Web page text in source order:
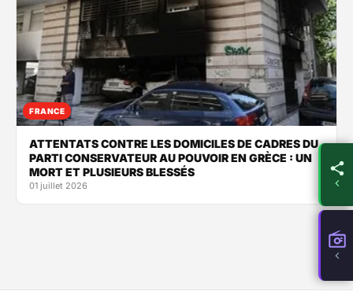
FRANCE
ATTENTATS CONTRE LES DOMICILES DE CADRES DU
PARTI CONSERVATEUR AU POUVOIR EN GRÈCE : UN
MORT ET PLUSIEURS BLESSÉS
01 juillet 2026